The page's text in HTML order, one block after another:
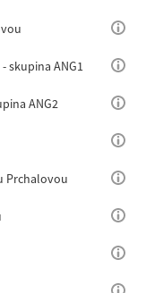
skupina ANG1
ANG2
Prchalovou